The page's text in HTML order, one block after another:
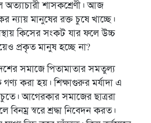
শাসকশ্রেণী। আজ
ন্যায় মানুষের রক্ত চুষে খাচ্ছে।
কিসের সংকট যার ফলে উচ্চ
প্রকৃত মানুষ হচ্ছে না?
সমাজে পিতামাতার সমতুল্য
করা হয়। শিক্ষাগুরুর মর্যাদা এ
আগেরকার সমাজের ছাত্ররা
বিনম্র স্বরে শ্রদ্ধা নিবেদন করত।